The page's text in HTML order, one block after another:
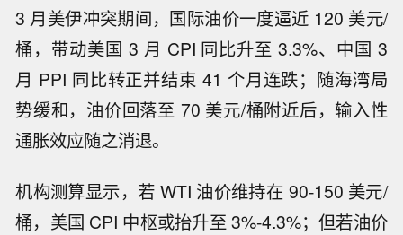
3 月美伊冲突期间，国际油价一度逼近 120 美元/
桶，带动美国 3 月 CPI 同比升至 3.3%、中国 3
月 PPI 同比转正并结束 41 个月连跌；随海湾局
势缓和，油价回落至 70 美元/桶附近后，输入性
通胀效应随之消退。
机构测算显示，若 WTI 油价维持在 90-150 美元/
桶，美国 CPI 中枢或抬升至 3%-4.3%；但若油价